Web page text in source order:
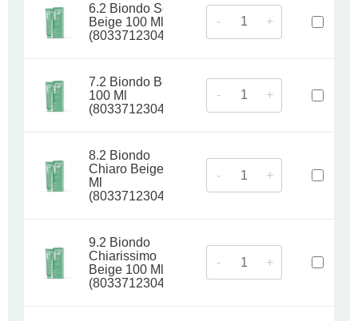
6.2 Biondo Scuro
Beige 100 Ml
(8033712304816)
- +
7.2 Biondo Beige
100 Ml
(8033712304823)
- +
8.2 Biondo
Chiaro Beige 100
Ml
(8033712304830)
- +
9.2 Biondo
Chiarissimo
Beige 100 Ml
(8033712304847)
- +